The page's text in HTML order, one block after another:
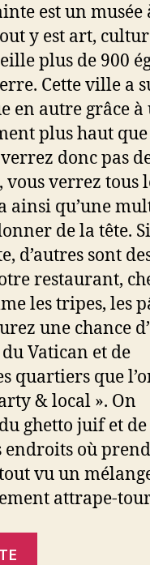
est un musée
y est art,
plus de 900
Cette ville a
en autre grâce à
plus haut
donc pas
verrez tous
ainsi qu’une
de la tête. Si
d’autres sont
restaurant,
les tripes, les
une chance
Vatican et de
quartiers que
& local ». On
ghetto juif et de
endroits où
vu un
attrape-